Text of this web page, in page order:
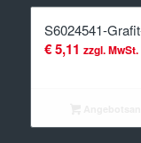
S6024541-
€5,11 zzgl. MwSt.